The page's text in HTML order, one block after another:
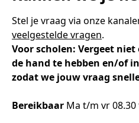
Stel je vraag via onze
veelgestelde vragen.
Voor scholen: Vergeet
de hand te hebben en/of
zodat we jouw vraag
Bereikbaar Ma t/m vr